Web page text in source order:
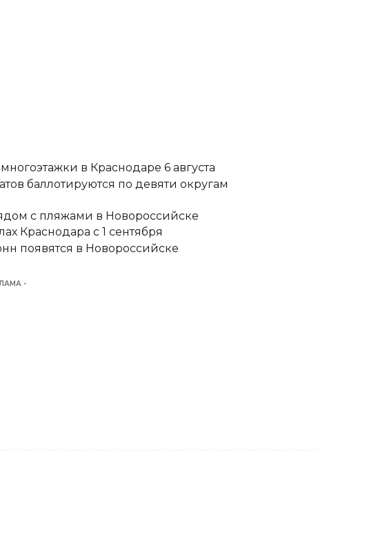
в Краснодаре 6 августа
баллотируются по девяти округам
с пляжами в Новороссийске
Краснодара с 1 сентября
появятся в Новороссийске
-